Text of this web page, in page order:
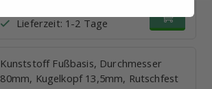
Lieferzeit: 1-2 Tage
Kunststoff Fußbasis, Durchmesser
80mm, Kugelkopf 13,5mm, Rutschfest